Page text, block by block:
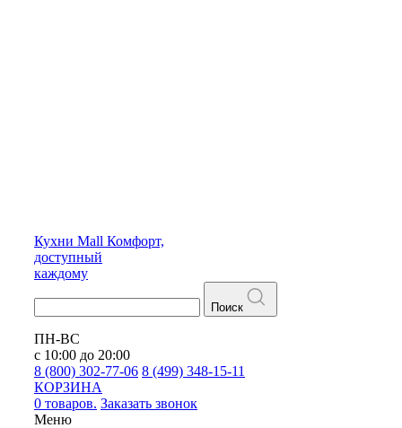
Кухни Mall Комфорт,
доступный
каждому
Поиск
ПН-ВС
с 10:00 до 20:00
8 (800) 302-77-06 8 (499) 348-15-11
КОРЗИНА
0 товаров. Заказать звонок
Меню